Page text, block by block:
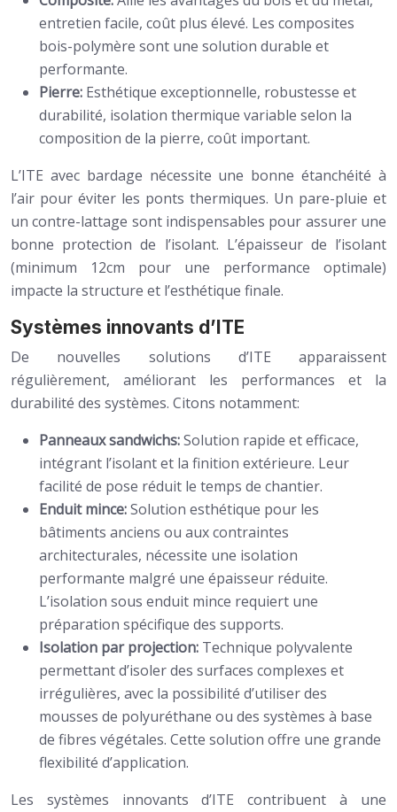
entretien facile, coût plus élevé. Les composites
bois-polymère sont une solution durable et
performante.
Pierre: Esthétique exceptionnelle, robustesse et
durabilité, isolation thermique variable selon la
composition de la pierre, coût important.
L’ITE avec bardage nécessite une bonne étanchéité à
l’air pour éviter les ponts thermiques. Un pare-pluie et
un contre-lattage sont indispensables pour assurer une
bonne protection de l’isolant. L’épaisseur de l’isolant
(minimum 12cm pour une performance optimale)
impacte la structure et l’esthétique finale.
Systèmes innovants d’ITE
De nouvelles solutions d’ITE apparaissent
régulièrement, améliorant les performances et la
durabilité des systèmes. Citons notamment:
Panneaux sandwichs:Solution rapide et efficace,
intégrant l’isolant et la finition extérieure. Leur
facilité de pose réduit le temps de chantier.
Enduit mince:Solution esthétique pour les
bâtiments anciens ou aux contraintes
architecturales, nécessite une isolation
performante malgré une épaisseur réduite.
L’isolation sous enduit mince requiert une
préparation spécifique des supports.
Isolation par projection: Technique polyvalente
permettant d’isoler des surfaces complexes et
irrégulières, avec la possibilité d’utiliser des
mousses de polyuréthane ou des systèmes à base
de fibres végétales. Cette solution offre une grande
flexibilité d’application.
Les systèmes innovants d’ITE contribuent à une